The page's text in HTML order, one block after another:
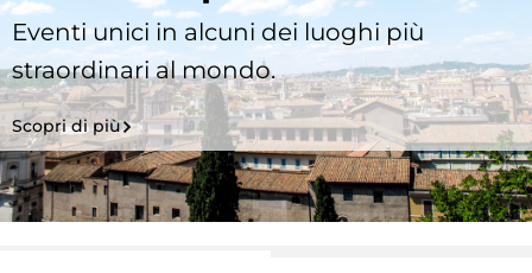
Eventi unici in alcuni dei luoghi più
straordinari al mondo.
Scopri di più